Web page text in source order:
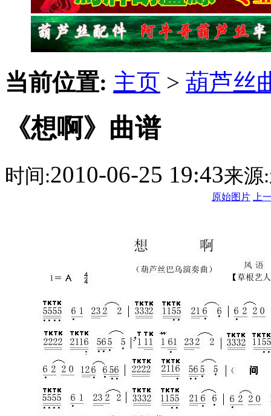
当前位置: 主页 > 葫芦丝
《想啊》曲谱
时间:2010-06-25 19:43来源:
原始图片 上